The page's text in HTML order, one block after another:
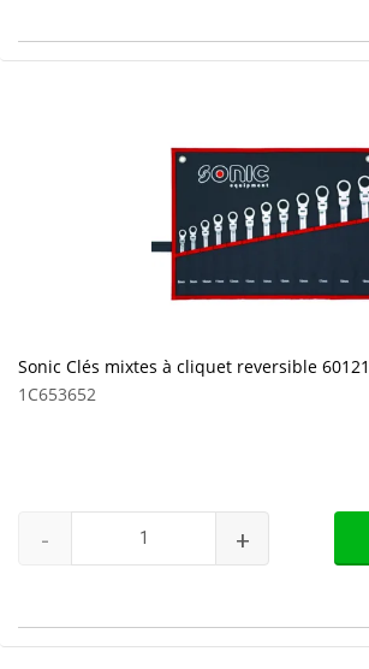
Sonic Clés mixtes à cliquet reversible
1C653652
- +